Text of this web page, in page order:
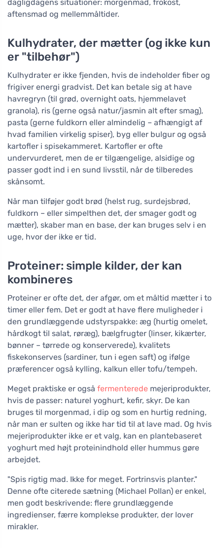
dagligdagens situationer: morgenmad, frokost,
aftensmad og mellemmåltider.
Kulhydrater, der mætter (og ikke kun
er "tilbehør")
Kulhydrater er ikke fjenden, hvis de indeholder fiber og
frigiver energi gradvist. Det kan betale sig at have
havregryn (til grød, overnight oats, hjemmelavet
granola), ris (gerne også natur/jasmin alt efter smag),
pasta (gerne fuldkorn eller almindelig – afhængigt af
hvad familien virkelig spiser), byg eller bulgur og også
kartofler i spisekammeret. Kartofler er ofte
undervurderet, men de er tilgængelige, alsidige og
passer godt ind i en sund livsstil, når de tilberedes
skånsomt.
Når man tilføjer godt brød (helst rug, surdejsbrød,
fuldkorn – eller simpelthen det, der smager godt og
mætter), skaber man en base, der kan bruges selv i en
uge, hvor der ikke er tid.
Proteiner: simple kilder, der kan
kombineres
Proteiner er ofte det, der afgør, om et måltid mætter i to
timer eller fem. Det er godt at have flere muligheder i
den grundlæggende udstyrspakke: æg (hurtig omelet,
hårdkogt til salat, røræg), bælgfrugter (linser, kikærter,
bønner – tørrede og konserverede), kvalitets
fiskekonserves (sardiner, tun i egen saft) og ifølge
præferencer også kylling, kalkun eller tofu/tempeh.
Meget praktiske er også fermenterede mejeriprodukter,
hvis de passer: naturel yoghurt, kefir, skyr. De kan
bruges til morgenmad, i dip og som en hurtig redning,
når man er sulten og ikke har tid til at lave mad. Og hvis
mejeriprodukter ikke er et valg, kan en plantebaseret
yoghurt med højt proteinindhold eller hummus gøre
arbejdet.
"Spis rigtig mad. Ikke for meget. Fortrinsvis planter."
Denne ofte citerede sætning (Michael Pollan) er enkel,
men godt beskrivende: flere grundlæggende
ingredienser, færre komplekse produkter, der lover
mirakler.